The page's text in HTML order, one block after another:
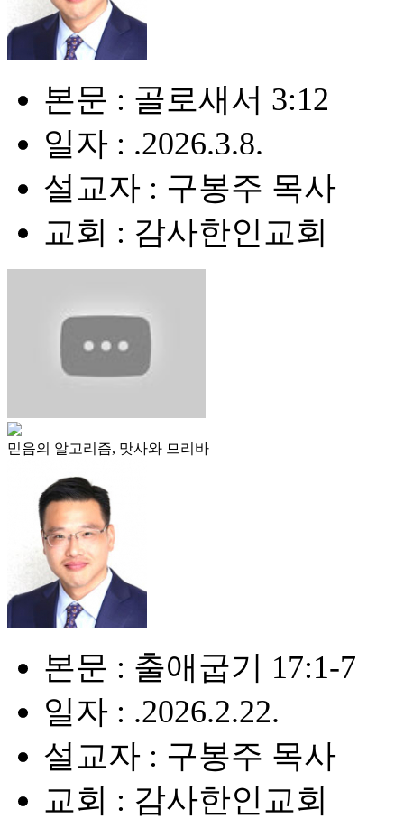
본문 : 골로새서 3:12
일자 : .2026.3.8.
설교자 : 구봉주 목사
교회 : 감사한인교회
믿음의 알고리즘, 맛사와 므리바
본문 : 출애굽기 17:1-7
일자 : .2026.2.22.
설교자 : 구봉주 목사
교회 : 감사한인교회